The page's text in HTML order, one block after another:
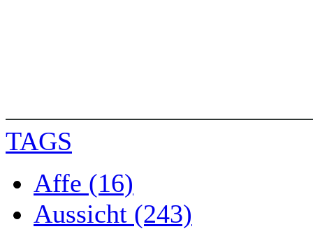
TAGS
Affe (16)
Aussicht (243)